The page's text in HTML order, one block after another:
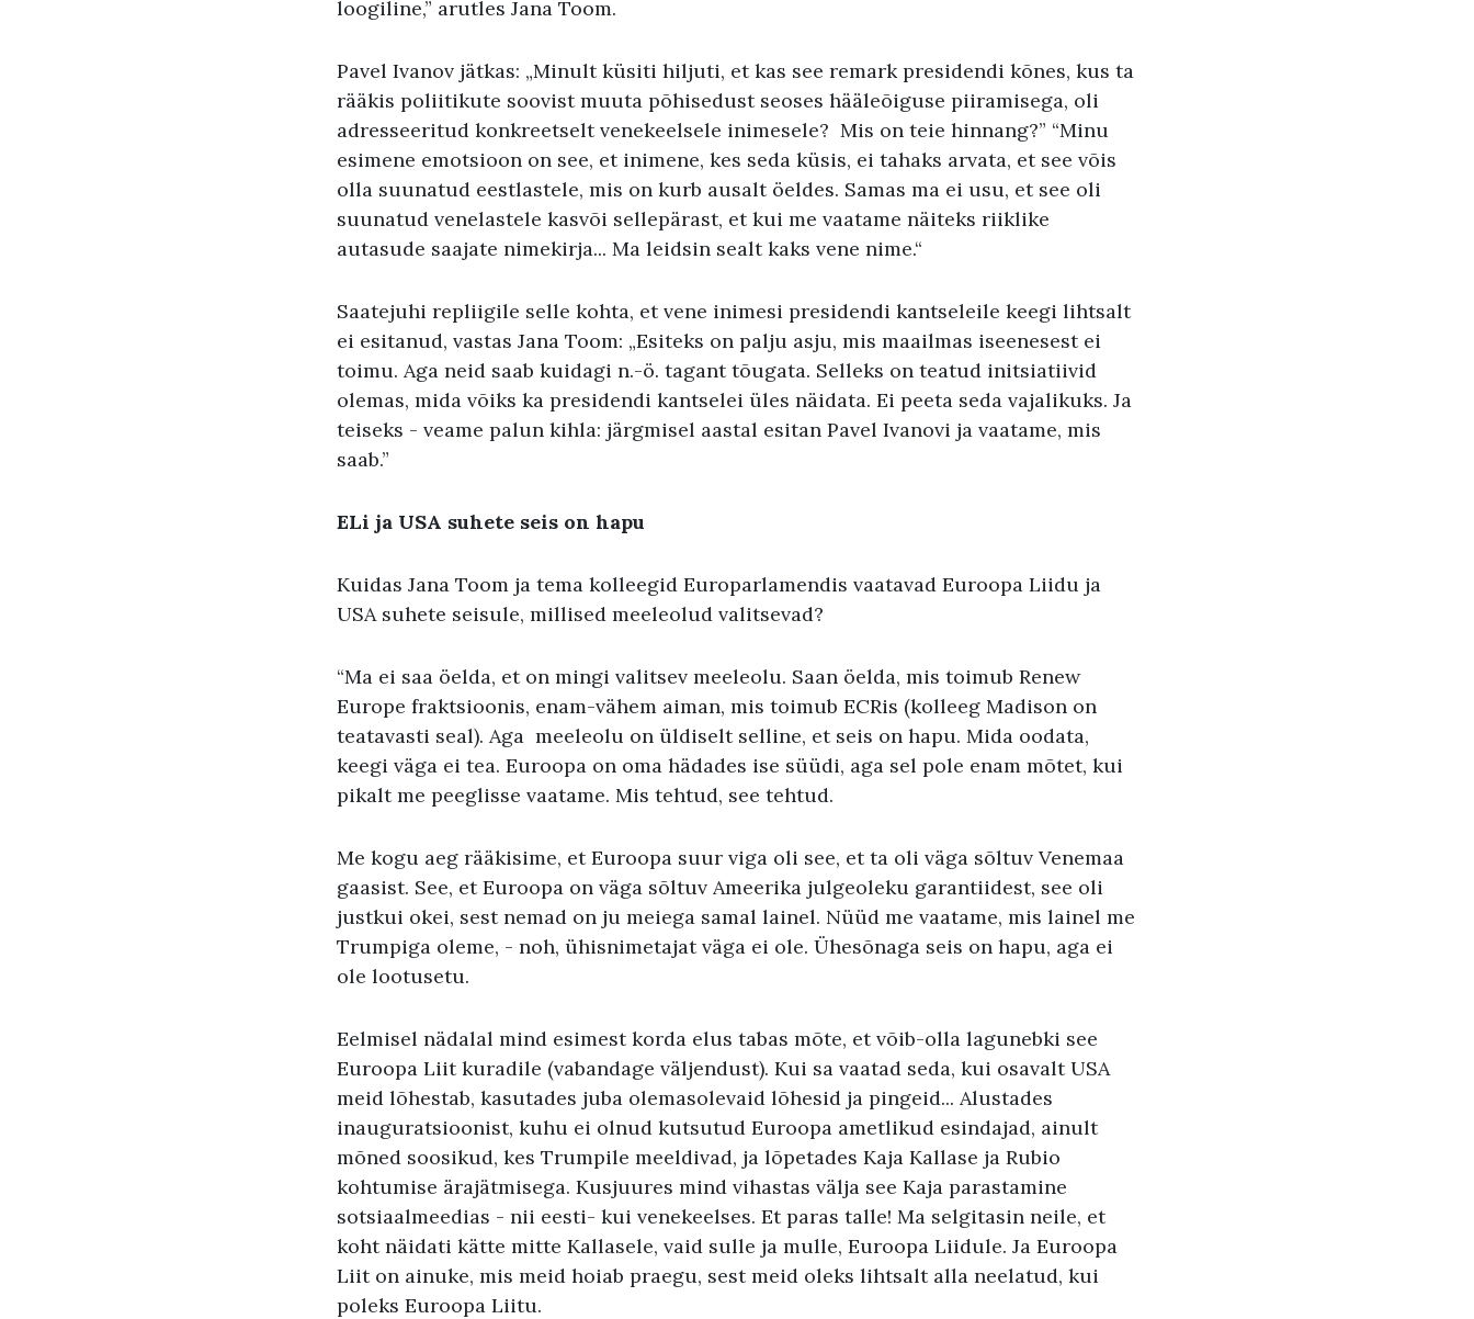
loogiline,” arutles Jana Toom.
Pavel Ivanov jätkas: „Minult küsiti hiljuti, et kas see remark presidendi kõnes, kus ta
rääkis poliitikute soovist muuta põhisedust seoses hääleõiguse piiramisega, oli
adresseeritud konkreetselt venekeelsele inimesele? Mis on teie hinnang?” “Minu
esimene emotsioon on see, et inimene, kes seda küsis, ei tahaks arvata, et see võis
olla suunatud eestlastele, mis on kurb ausalt öeldes. Samas ma ei usu, et see oli
suunatud venelastele kasvõi sellepärast, et kui me vaatame näiteks riiklike
autasude saajate nimekirja... Ma leidsin sealt kaks vene nime.“
Saatejuhi repliigile selle kohta, et vene inimesi presidendi kantseleile keegi lihtsalt
ei esitanud, vastas Jana Toom: „Esiteks on palju asju, mis maailmas iseenesest ei
toimu. Aga neid saab kuidagi n.-ö. tagant tõugata. Selleks on teatud initsiatiivid
olemas, mida võiks ka presidendi kantselei üles näidata. Ei peeta seda vajalikuks. Ja
teiseks - veame palun kihla: järgmisel aastal esitan Pavel Ivanovi ja vaatame, mis
saab.”
ELi ja USA suhete seis on hapu
Kuidas Jana Toom ja tema kolleegid Europarlamendis vaatavad Euroopa Liidu ja
USA suhete seisule, millised meeleolud valitsevad?
“Ma ei saa öelda, et on mingi valitsev meeleolu. Saan öelda, mis toimub Renew
Europe fraktsioonis, enam-vähem aiman, mis toimub ECRis (kolleeg Madison on
teatavasti seal). Aga meeleolu on üldiselt selline, et seis on hapu. Mida oodata,
keegi väga ei tea. Euroopa on oma hädades ise süüdi, aga sel pole enam mõtet, kui
pikalt me peeglisse vaatame. Mis tehtud, see tehtud.
Me kogu aeg rääkisime, et Euroopa suur viga oli see, et ta oli väga sõltuv Venemaa
gaasist. See, et Euroopa on väga sõltuv Ameerika julgeoleku garantiidest, see oli
justkui okei, sest nemad on ju meiega samal lainel. Nüüd me vaatame, mis lainel me
Trumpiga oleme, - noh, ühisnimetajat väga ei ole. Ühesõnaga seis on hapu, aga ei
ole lootusetu.
Eelmisel nädalal mind esimest korda elus tabas mõte, et võib-olla lagunebki see
Euroopa Liit kuradile (vabandage väljendust). Kui sa vaatad seda, kui osavalt USA
meid lõhestab, kasutades juba olemasolevaid lõhesid ja pingeid... Alustades
inauguratsioonist, kuhu ei olnud kutsutud Euroopa ametlikud esindajad, ainult
mõned soosikud, kes Trumpile meeldivad, ja lõpetades Kaja Kallase ja Rubio
kohtumise ärajätmisega. Kusjuures mind vihastas välja see Kaja parastamine
sotsiaalmeedias - nii eesti- kui venekeelses. Et paras talle! Ma selgitasin neile, et
koht näidati kätte mitte Kallasele, vaid sulle ja mulle, Euroopa Liidule. Ja Euroopa
Liit on ainuke, mis meid hoiab praegu, sest meid oleks lihtsalt alla neelatud, kui
poleks Euroopa Liitu.